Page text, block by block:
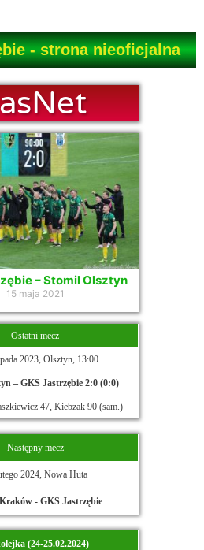
- strona nieoficjalna
– Stomil Olsztyn
15 maja 2021
Ostatni mecz
2023, Olsztyn, 13:00
– GKS Jastrzębie 2:0 (0:0)
47, Kiebzak 90 (sam.)
Następny mecz
2024, Nowa Huta
- GKS Jastrzębie
(24-25.02.2024)